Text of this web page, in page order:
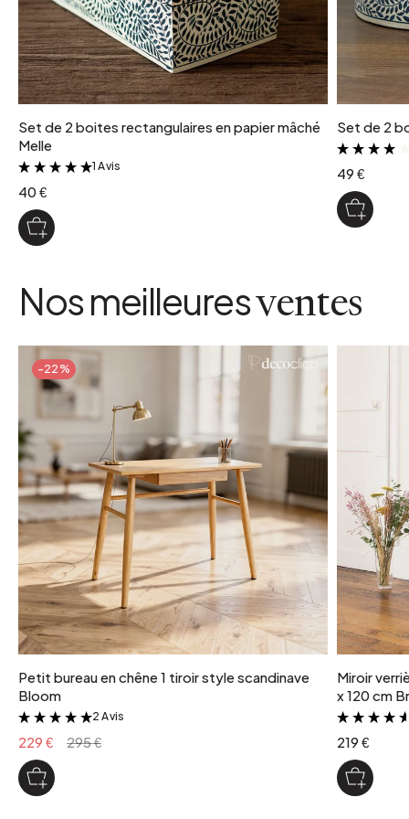
Set de 2 boites rectangulaires en papier mâché
Melle
&
1 Avis
40 €
Set de 2
49 €
Nos meilleuresventes
-22%
Petit bureau en chêne 1 tiroir style scandinave
Bloom
&
2 Avis
229 € 295 €
Miroir
x 120 cm
219 €